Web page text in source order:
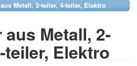
Metall, 2-teiler, 4-teiler, Elektro
Metall, 2-
teiler, Elektro